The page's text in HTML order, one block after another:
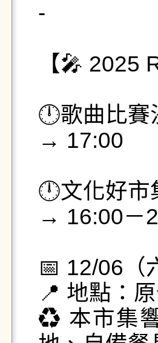
-
【🎤 2025
🕛歌曲比賽
→ 17:00
🕛文化好市
→ 16:00－
📅 12/06（
📍 地點：
♻ 本市集